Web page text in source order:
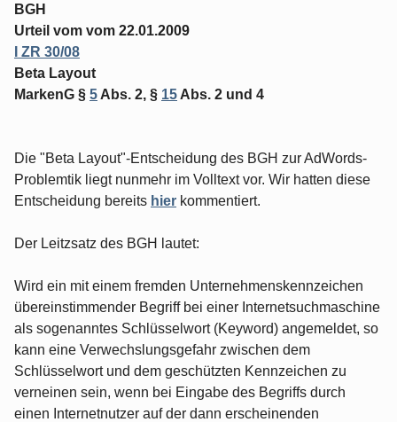
BGH
Urteil vom vom 22.01.2009
I ZR 30/08
Beta Layout
MarkenG § 5 Abs. 2, § 15 Abs. 2 und 4
Die "Beta Layout"-Entscheidung des BGH zur AdWords-
Problemtik liegt nunmehr im Volltext vor. Wir hatten diese
Entscheidung bereits hier kommentiert.
Der Leitzsatz des BGH lautet:
Wird ein mit einem fremden Unternehmenskennzeichen
übereinstimmender Begriff bei einer Internetsuchmaschine
als sogenanntes Schlüsselwort (Keyword) angemeldet, so
kann eine Verwechslungsgefahr zwischen dem
Schlüsselwort und dem geschützten Kennzeichen zu
verneinen sein, wenn bei Eingabe des Begriffs durch
einen Internetnutzer auf der dann erscheinenden